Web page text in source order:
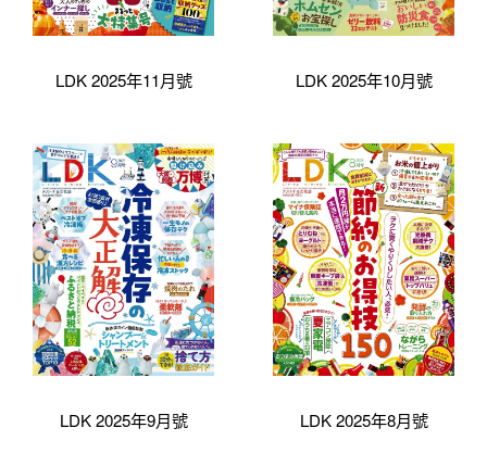
LDK 2025年11月號 LDK 2025年10月號
LDK 2025年9月號 LDK 2025年8月號